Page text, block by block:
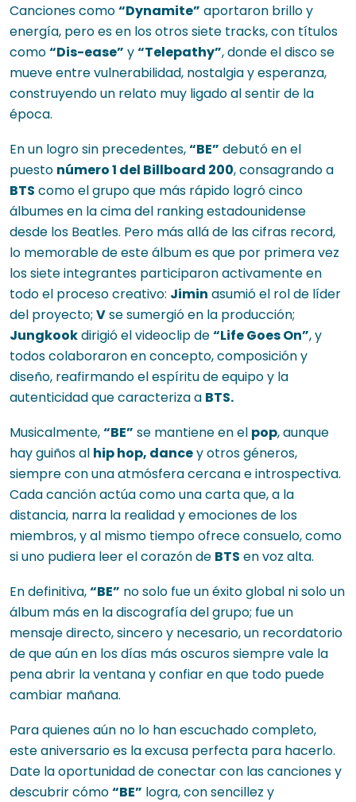
Canciones como“Dynamite” aportaron brillo y
energía, pero es en los otros siete tracks, con títulos
como“Dis-ease” y“Telepathy”, donde el disco se
mueve entre vulnerabilidad, nostalgia y esperanza,
construyendo un relato muy ligado al sentir de la
época.
En un logro sin precedentes,“BE” debutó en el
puesto número 1 del Billboard 200, consagrando a
BTS como el grupo que más rápido logró cinco
álbumes en la cima del ranking estadounidense
desde los Beatles. Pero más allá de las cifras record,
lo memorable de este álbum es que por primera vez
los siete integrantes participaron activamente en
todo el proceso creativo: Jimin asumió el rol de líder
del proyecto; Vse sumergió en la producción;
Jungkookdirigió el videoclip de“Life Goes On”, y
todos colaboraron en concepto, composición y
diseño, reafirmando el espíritu de equipo y la
autenticidad que caracteriza a BTS.
Musicalmente,“BE” se mantiene en el pop, aunque
hay guiños al hip hop, dancey otros géneros,
siempre con una atmósfera cercana e introspectiva.
Cada canción actúa como una carta que, a la
distancia, narra la realidad y emociones de los
miembros, y al mismo tiempo ofrece consuelo, como
si uno pudiera leer el corazón de BTS en voz alta.
En definitiva,“BE” no solo fue un éxito global ni solo un
álbum más en la discografía del grupo; fue un
mensaje directo, sincero y necesario, un recordatorio
de que aún en los días más oscuros siempre vale la
pena abrir la ventana y confiar en que todo puede
cambiar mañana.
Para quienes aún no lo han escuchado completo,
este aniversario es la excusa perfecta para hacerlo.
Date la oportunidad de conectar con las canciones y
descubrir cómo“BE” logra, con sencillez y